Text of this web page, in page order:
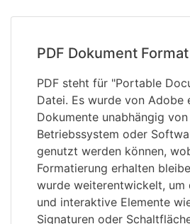
PDF Dokument Format
PDF steht für "Portable
Datei. Es wurde von Adobe
Dokumente unabhängig von
Betriebssystem oder
genutzt werden können,
Formatierung erhalten
wurde weiterentwickelt, um
und interaktive Elemente
Signaturen oder